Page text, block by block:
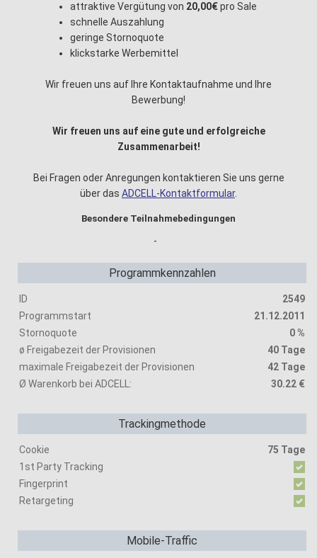
attraktive Vergütung von 20,00€pro Sale
schnelle Auszahlung
geringe Stornoquote
klickstarke Werbemittel
Wir freuen uns auf Ihre Kontaktaufnahme und Ihre
Bewerbung!
Wir freuen uns auf eine gute und erfolgreiche
Zusammenarbeit!
Bei Fragen oder Anregungen kontaktieren Sie uns gerne
über das ADCELL-Kontaktformular.
Besondere Teilnahmebedingungen
-
Programmkennzahlen
ID
2549
Programmstart
21.12.2011
Stornoquote
0 %
ø Freigabezeit der Provisionen
40 Tage
maximale Freigabezeit der Provisionen
42 Tage
Ø Warenkorb bei ADCELL:
30.22 €
Trackingmethode
Cookie
75 Tage
1st Party Tracking
Fingerprint
Retargeting
Mobile-Traffic